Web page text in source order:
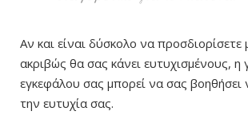
Αν και είναι δύσκολο να προσδιορίσετε
ακριβώς θα σας κάνει ευτυχισμένους, η
εγκεφάλου σας μπορεί να σας βοηθήσει
την ευτυχία σας.